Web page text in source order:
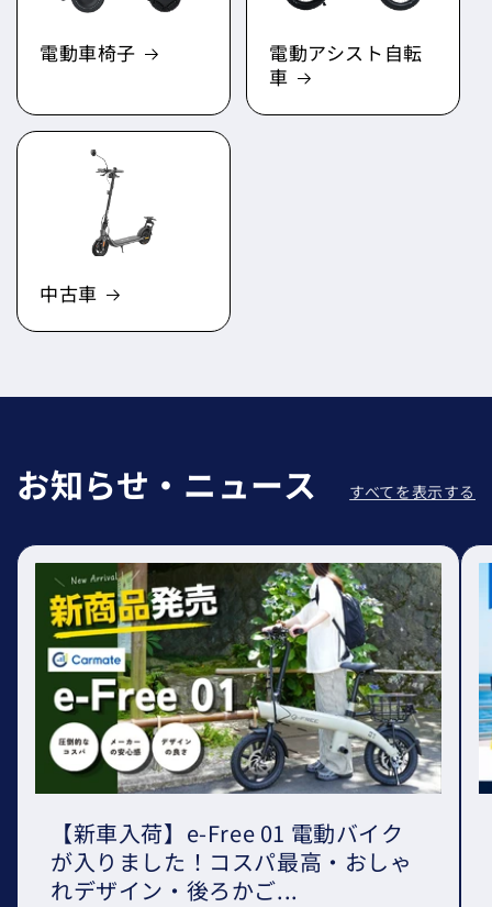
電動車椅子
電動アシスト自転
車
中古車
お知らせ・ニュース すべてを表示する
【新車入荷】e-Free 01 電動バイク
が入りました！コスパ最高・おしゃ
れデザイン・後ろかご...